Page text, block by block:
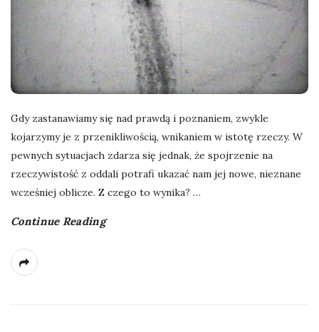
Gdy zastanawiamy się nad prawdą i poznaniem, zwykle
kojarzymy je z przenikliwością, wnikaniem w istotę rzeczy. W
pewnych sytuacjach zdarza się jednak, że spojrzenie na
rzeczywistość z oddali potrafi ukazać nam jej nowe, nieznane
wcześniej oblicze. Z czego to wynika? …
Continue Reading